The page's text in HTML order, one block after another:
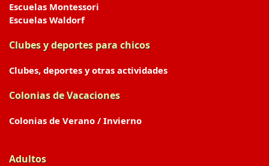
Escuelas Montessori
Escuelas Waldorf
Clubes y deportes para chicos
Clubes, deportes y otras actividades
Colonias de Vacaciones
Colonias de Verano / Invierno
Adultos